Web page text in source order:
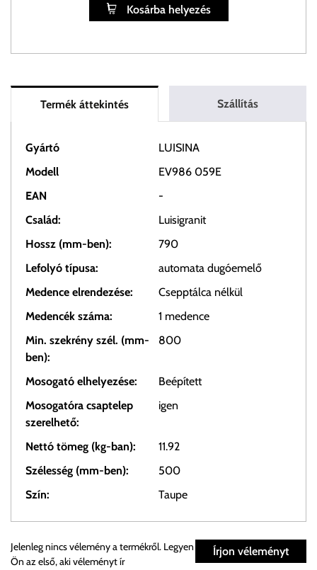
Kosárba helyezés
Termék áttekintés Szállítás
Gyártó
LUISINA
Modell
EV986 059E
EAN
-
Család:
Luisigranit
Hossz (mm-ben):
790
Lefolyó típusa:
automata dugóemelő
Medence elrendezése:
Csepptálca nélkül
Medencék száma:
1 medence
Min. szekrény szél. (mm-
ben):
800
Mosogató elhelyezése:
Beépített
Mosogatóra csaptelep
szerelhető:
igen
Nettó tömeg (kg-ban):
11.92
Szélesség (mm-ben):
500
Szín:
Taupe
Személyes átvétel:
Írjon véleményt
Jelenleg nincs vélemény a termékről. Legyen
Ön az első, aki véleményt ír